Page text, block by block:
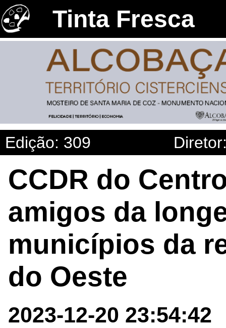
Tinta Fresca
Edição: 309
CCDR do
amigos da
municípios da
do Oeste
2023-12-20 23:54:42